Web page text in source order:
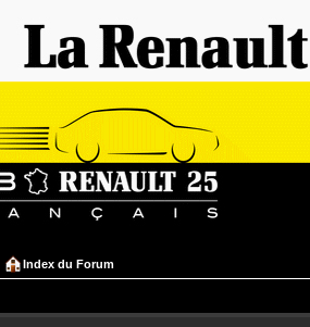
Index du Forum